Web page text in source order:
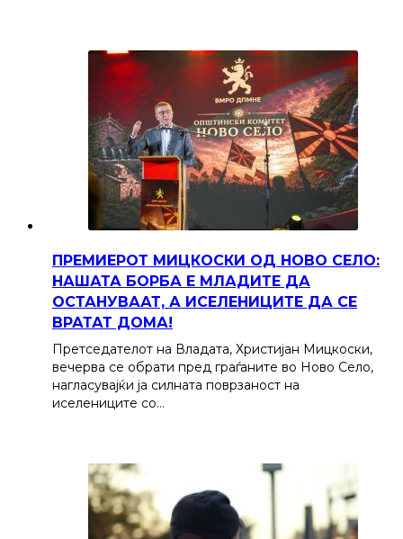
ПРЕМИЕРОТ МИЦКОСКИ ОД НОВО СЕЛО:
НАШАТА БОРБА Е МЛАДИТЕ ДА
ОСТАНУВААТ, А ИСЕЛЕНИЦИТЕ ДА СЕ
ВРАТАТ ДОМА!
Претседателот на Владата, Христијан Мицкоски,
вечерва се обрати пред граѓаните во Ново Село,
нагласувајќи ја силната поврзаност на
иселениците со…